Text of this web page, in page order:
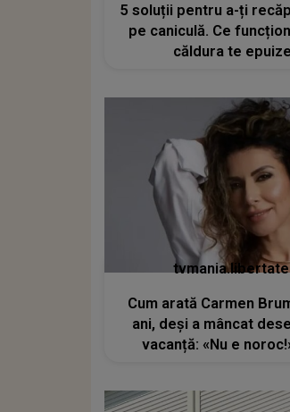
5 soluții pentru a-ți
pe caniculă. Ce
căldura te
Cum arată Carmen
ani, deși a mâncat
vacanță: «Nu e